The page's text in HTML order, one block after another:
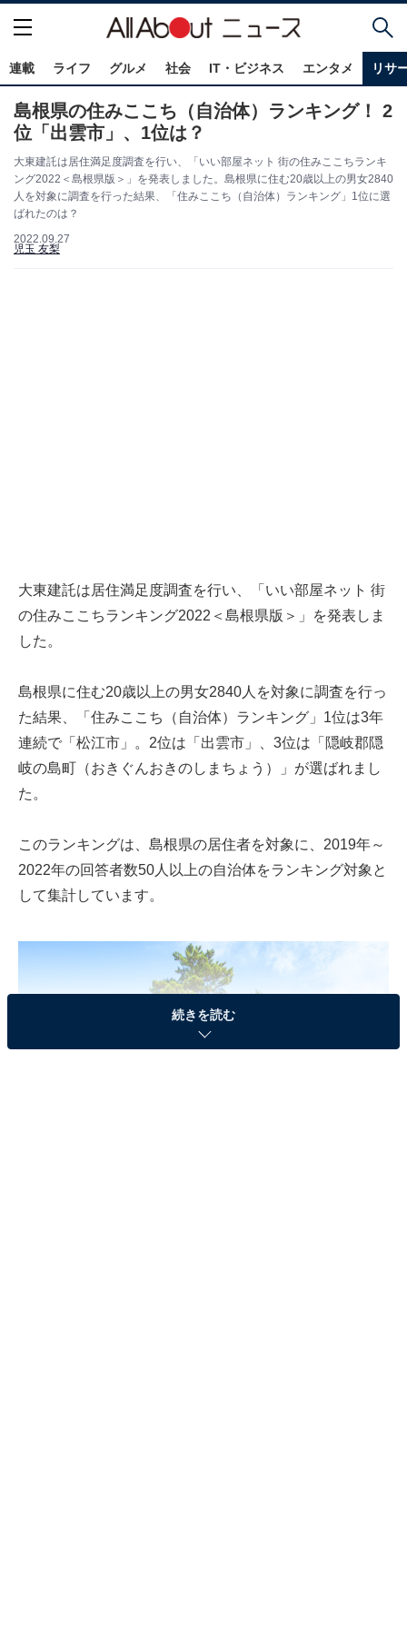
連載 ライフ グルメ 社会 IT・ビジネス エンタメ リサ
島根県の住みここち（自治体）ランキング！ 2
位「出雲市」、1位は？
大東建託は居住満足度調査を行い、「いい部屋ネット 街の住みここちランキ
ング2022＜島根県版＞」を発表しました。島根県に住む20歳以上の男女2840
人を対象に調査を行った結果、「住みここち（自治体）ランキング」1位に選
ばれたのは？
2022.09.27
児玉 友梨
大東建託は居住満足度調査を行い、「いい部屋ネット 街
の住みここちランキング2022＜島根県版＞」を発表しま
した。
島根県に住む20歳以上の男女2840人を対象に調査を行っ
た結果、「住みここち（自治体）ランキング」1位は3年
連続で「松江市」。2位は「出雲市」、3位は「隠岐郡隠
岐の島町（おきぐんおきのしまちょう）」が選ばれまし
た。
このランキングは、島根県の居住者を対象に、2019年～
2022年の回答者数50人以上の自治体をランキング対象と
して集計しています。
続きを読む